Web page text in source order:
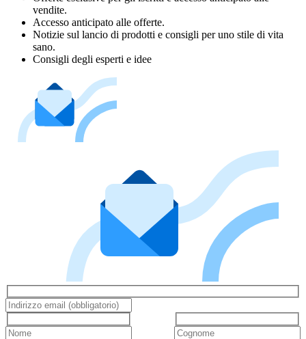
vendite.
Accesso anticipato alle offerte.
Notizie sul lancio di prodotti e consigli per uno stile di vita
sano.
Consigli degli esperti e idee